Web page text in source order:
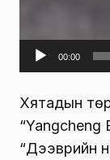
о
у
у
л
00:00
Хятадын
“Yangcheng
“Дээврийн